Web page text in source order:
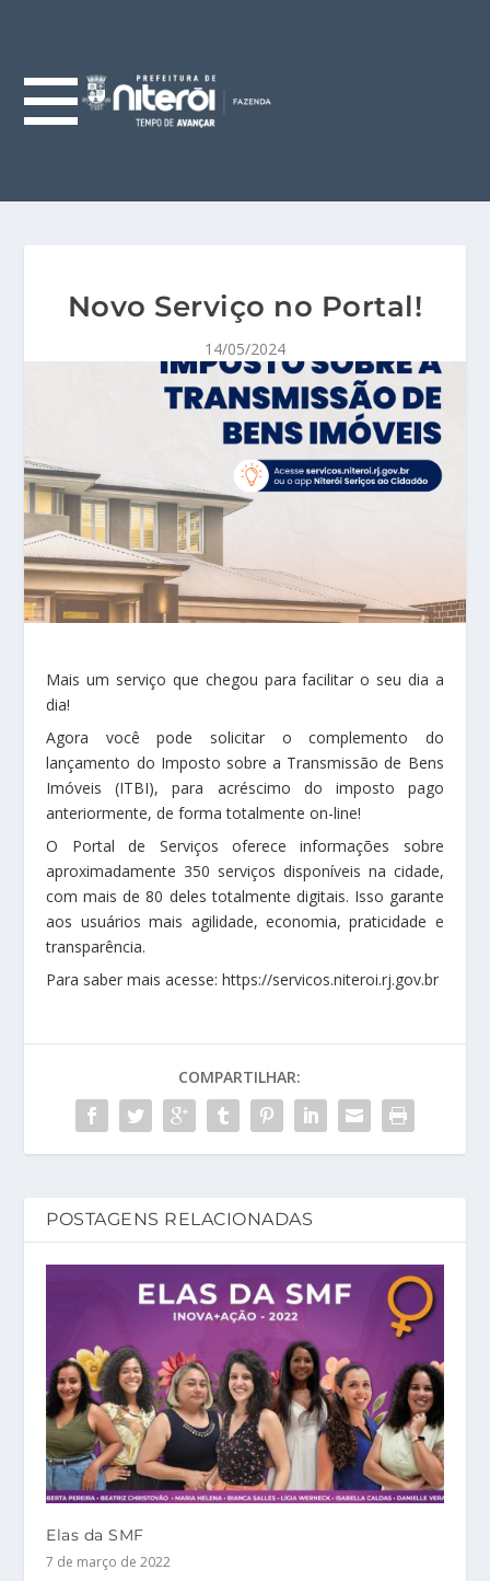
Novo Serviço no Portal!
14/05/2024
Mais um serviço que chegou para facilitar o seu dia a
dia!
Agora você pode solicitar o complemento do
lançamento do Imposto sobre a Transmissão de Bens
Imóveis (ITBI), para acréscimo do imposto pago
anteriormente, de forma totalmente on-line!
O Portal de Serviços oferece informações sobre
aproximadamente 350 serviços disponíveis na cidade,
com mais de 80 deles totalmente digitais. Isso garante
aos usuários mais agilidade, economia, praticidade e
transparência.
Para saber mais acesse: https://servicos.niteroi.rj.gov.br
COMPARTILHAR:
POSTAGENS RELACIONADAS
Elas da SMF
7 de março de 2022